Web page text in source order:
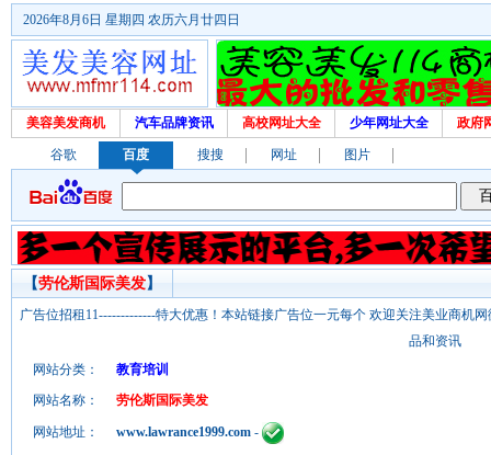
2026年8月6日 星期四 农历六月廿四日
美容美发商机 汽车品牌资讯 高校网址大全 少年网址大全 政府
谷歌 百度 搜搜 网址 图片
【劳伦斯国际美发】
广告位招租11-------------特大优惠！本站链接广告位一元每个 欢迎关注美业商机
品和资讯
网站分类：
教育培训
网站名称：
劳伦斯国际美发
网站地址： www.lawrance1999.com -